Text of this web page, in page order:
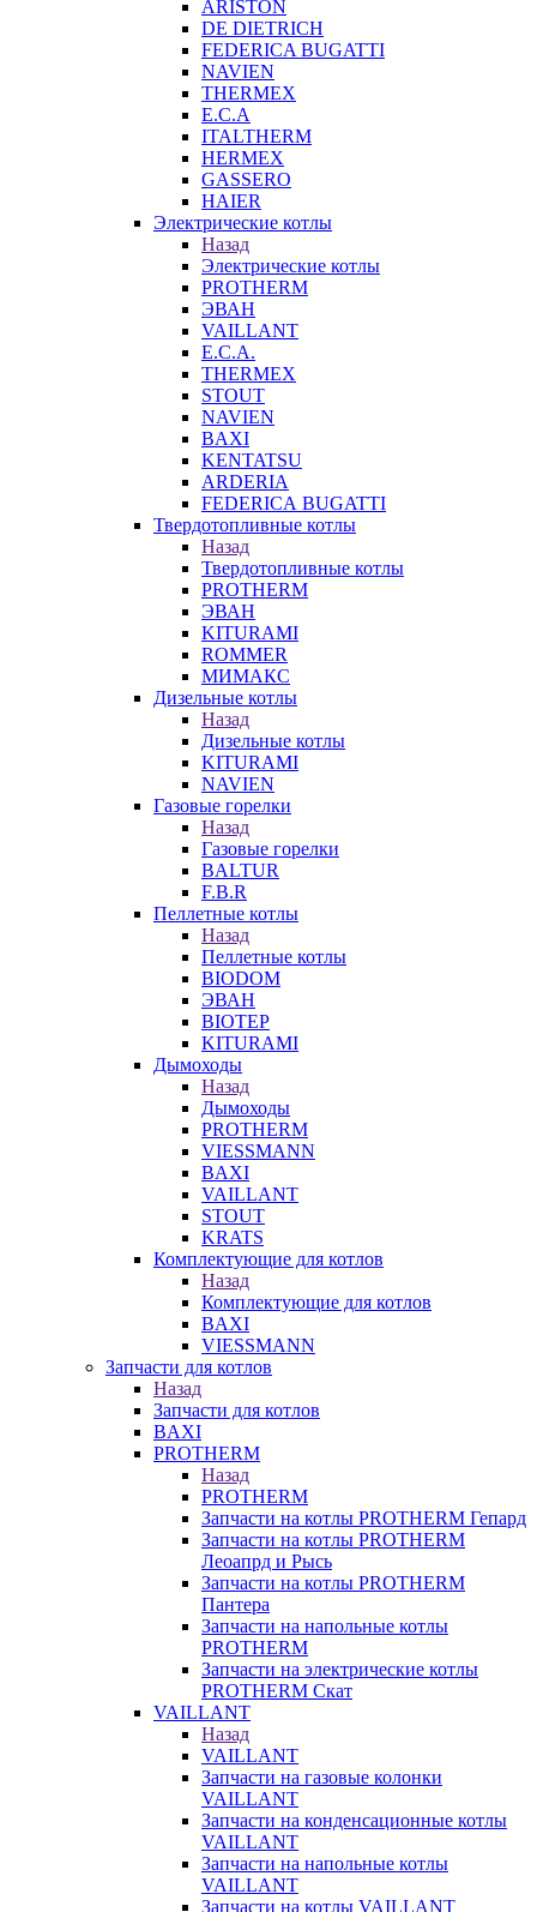
ARISTON
DE DIETRICH
FEDERICA BUGATTI
NAVIEN
THERMEX
E.C.A
ITALTHERM
HERMEX
GASSERO
HAIER
Электрические котлы
Назад
Электрические котлы
PROTHERM
ЭВАН
VAILLANT
E.C.A.
THERMEX
STOUT
NAVIEN
BAXI
KENTATSU
ARDERIA
FEDERICА BUGATTI
Твердотопливные котлы
Назад
Твердотопливные котлы
PROTHERM
ЭВАН
KITURAMI
ROMMER
МИМАКС
Дизельные котлы
Назад
Дизельные котлы
KITURAMI
NAVIEN
Газовые горелки
Назад
Газовые горелки
BALTUR
F.B.R
Пеллетные котлы
Назад
Пеллетные котлы
BIODOM
ЭВАН
BIOTEP
KITURAMI
Дымоходы
Назад
Дымоходы
PROTHERM
VIESSMANN
BAXI
VAILLANT
STOUT
KRATS
Комплектующие для котлов
Назад
Комплектующие для котлов
BAXI
VIESSMANN
Запчасти для котлов
Назад
Запчасти для котлов
BAXI
PROTHERM
Назад
PROTHERM
Запчасти на котлы PROTHERM Гепард
Запчасти на котлы PROTHERM
Леоапрд и Рысь
Запчасти на котлы PROTHERM
Пантера
Запчасти на напольные котлы
PROTHERM
Запчасти на электрические котлы
PROTHERM Скат
VAILLANT
Назад
VAILLANT
Запчасти на газовые колонки
VAILLANT
Запчасти на конденсационные котлы
VAILLANT
Запчасти на напольные котлы
VAILLANT
Запчасти на котлы VAILLANT